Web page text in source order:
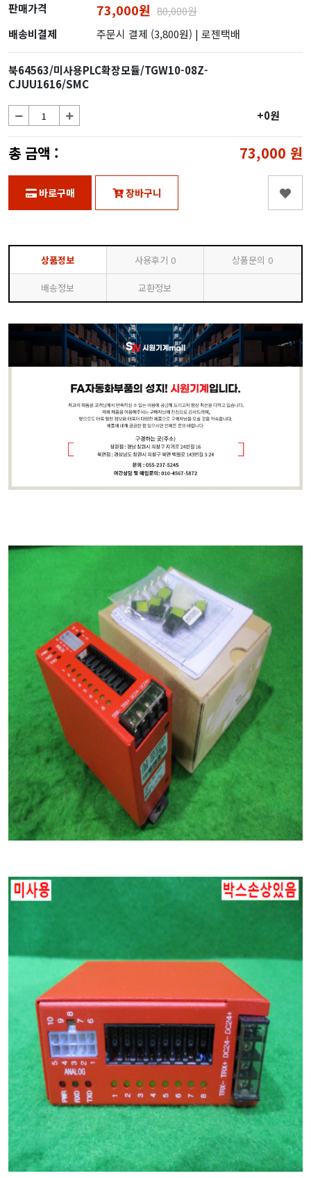
판매가격 73,000원 80,000원
배송비결제
주문시 결제 (3,800원) | 로젠택배
북64563/미사용PLC확장모듈/TGW10-08Z-
CJUU1616/SMC
+0원
총 금액 : 73,000 원
바로구매 장바구니
상품정보 사용후기 0 상품문의 0
배송정보 교환정보